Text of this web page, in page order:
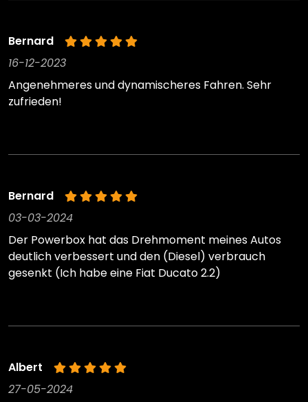
Bernard
16-12-2023
Angenehmeres und dynamischeres Fahren. Sehr
zufrieden!
Bernard
03-03-2024
Der Powerbox hat das Drehmoment meines Autos
deutlich verbessert und den (Diesel) verbrauch
gesenkt (Ich habe eine Fiat Ducato 2.2)
Albert
27-05-2024